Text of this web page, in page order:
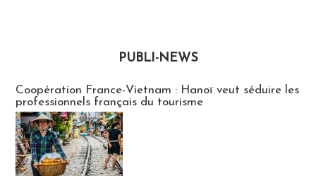
PUBLI-NEWS
Coopération France-Vietnam : Hanoï veut séduire les
professionnels français du tourisme